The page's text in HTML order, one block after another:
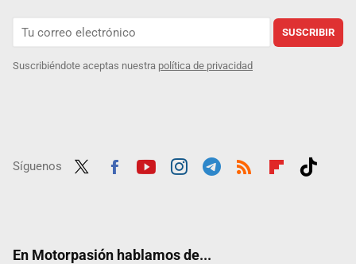
SUSCRIBIR
Suscribiéndote aceptas nuestra política de privacidad
Síguenos
En Motorpasión hablamos de...